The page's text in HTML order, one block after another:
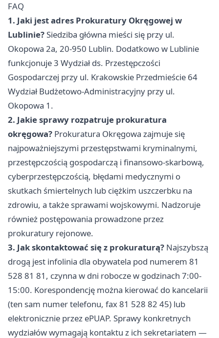
FAQ
1. Jaki jest adres Prokuratury Okręgowej w
Lublinie?Siedziba główna mieści się przy ul.
Okopowa 2a, 20-950 Lublin. Dodatkowo w Lublinie
funkcjonuje 3 Wydział ds. Przestępczości
Gospodarczej przy ul. Krakowskie Przedmieście 64
Wydział Budżetowo-Administracyjny przy ul.
Okopowa 1.
2. Jakie sprawy rozpatruje prokuratura
okręgowa? Prokuratura Okręgowa zajmuje się
najpoważniejszymi przestępstwami kryminalnymi,
przestępczością gospodarczą i finansowo-skarbową,
cyberprzestępczością, błędami medycznymi o
skutkach śmiertelnych lub ciężkim uszczerbku na
zdrowiu, a także sprawami wojskowymi. Nadzoruje
również postępowania prowadzone przez
prokuratury rejonowe.
3. Jak skontaktować się z prokuraturą? Najszybszą
drogą jest infolinia dla obywatela pod numerem 81
528 81 81, czynna w dni robocze w godzinach 7:00-
15:00. Korespondencję można kierować do kancelarii
(ten sam numer telefonu, fax 81 528 82 45) lub
elektronicznie przez ePUAP. Sprawy konkretnych
wydziałów wymagają kontaktu z ich sekretariatem —